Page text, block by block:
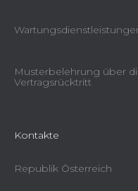
Musterbelehrung über
Vertragsrücktritt
Kontakte
Republik Österreich